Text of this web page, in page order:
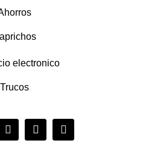
electronico
Trucos